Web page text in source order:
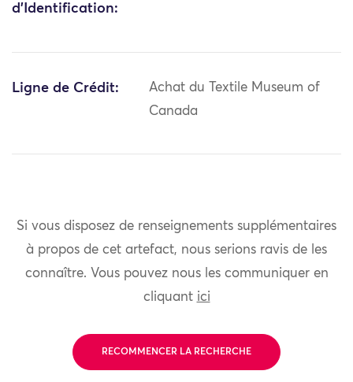
d'Identification:
Ligne de Crédit:
Achat du Textile Museum of
Canada
Si vous disposez de renseignements supplémentaires
à propos de cet artefact, nous serions ravis de les
connaître. Vous pouvez nous les communiquer en
cliquant ici
RECOMMENCER LA RECHERCHE